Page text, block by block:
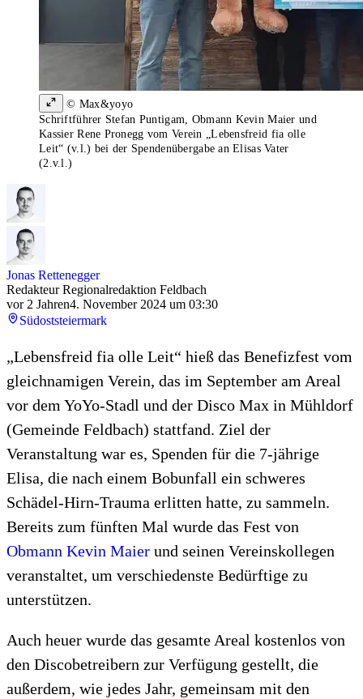
© Max&yoyo
Schriftführer Stefan Puntigam, Obmann Kevin Maier und
Kassier Rene Pronegg vom Verein „Lebensfreid fia olle
Leit“ (v.l.) bei der Spendenübergabe an Elisas Vater
(2.v.l.)
Jonas Rettenegger
Redakteur Regionalredaktion Feldbach
vor 2 Jahren4. November 2024 um 03:30
Südoststeiermark
„Lebensfreid fia olle Leit“ hieß das Benefizfest vom
gleichnamigen Verein, das im September am Areal
vor dem YoYo-Stadl und der Disco Max in Mühldorf
(Gemeinde Feldbach) stattfand. Ziel der
Veranstaltung war es, Spenden für die 7-jährige
Elisa, die nach einem Bobunfall ein schweres
Schädel-Hirn-Trauma erlitten hatte, zu sammeln.
Bereits zum fünften Mal wurde das Fest von
Obmann Kevin Maier und seinen Vereinskollegen
veranstaltet, um verschiedenste Bedürftige zu
unterstützen.
Auch heuer wurde das gesamte Areal kostenlos von
den Discobetreibern zur Verfügung gestellt, die
außerdem, wie jedes Jahr, gemeinsam mit den